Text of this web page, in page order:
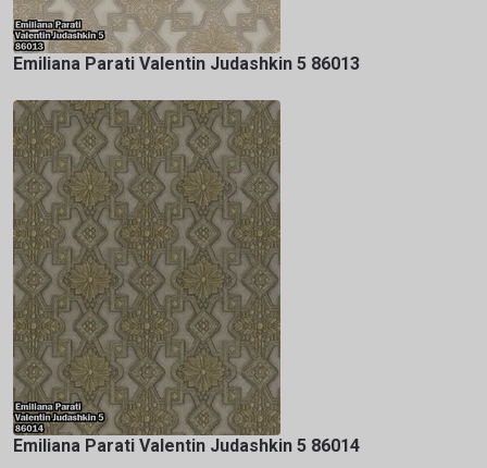
Emiliana Parati Valentin Judashkin 5 86013
Emiliana Parati Valentin Judashkin 5 86014